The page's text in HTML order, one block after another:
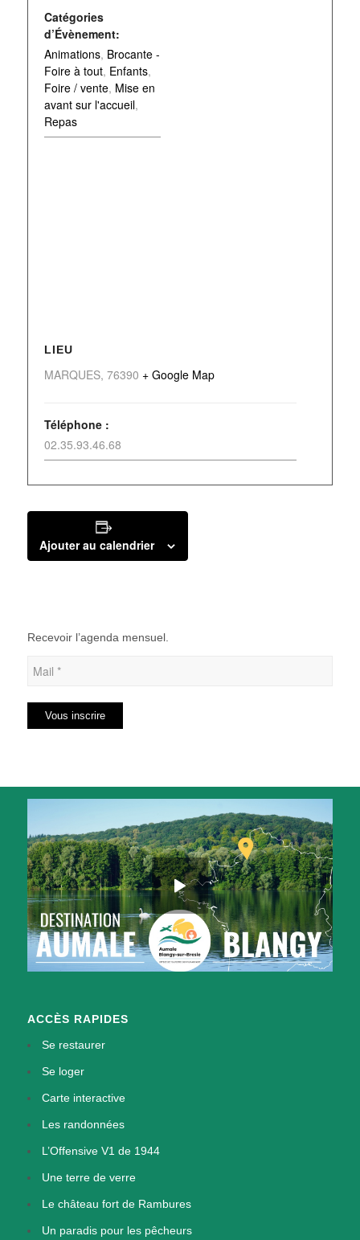
Catégories
d’Évènement:
Animations, Brocante -
Foire à tout, Enfants,
Foire / vente, Mise en
avant sur l'accueil,
Repas
LIEU
MARQUES, 76390 + Google Map
Téléphone :
02.35.93.46.68
Ajouter au calendrier
Recevoir l’agenda mensuel.
ACCÈS RAPIDES
Se restaurer
Se loger
Carte interactive
Les randonnées
L’Offensive V1 de 1944
Une terre de verre
Le château fort de Rambures
Un paradis pour les pêcheurs